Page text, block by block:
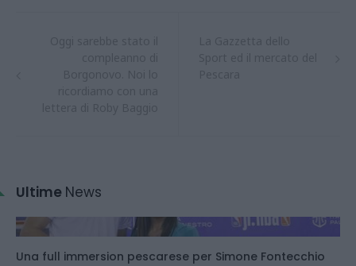
Ultime News
Una full immersion pescarese per Simone Fontecchio